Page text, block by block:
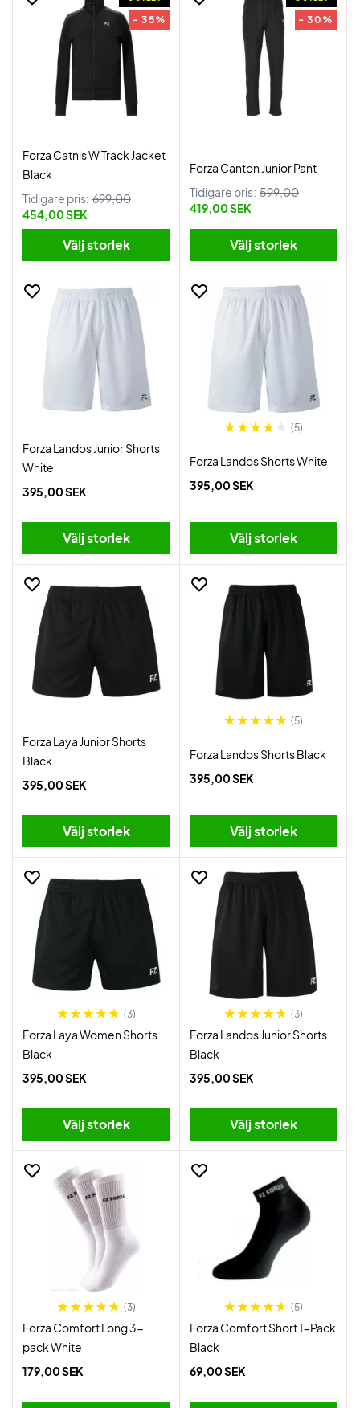
- 35%
Forza Catnis W Track Jacket
Black
Tidigare pris: 699,00
454,00 SEK
Välj storlek
- 30%
Forza Canton Junior Pant
Tidigare pris: 599,00
419,00 SEK
Välj storlek
Forza Landos Junior Shorts
White
395,00 SEK
Välj storlek
(5)
Forza Landos Shorts White
395,00 SEK
Välj storlek
Forza Laya Junior Shorts
Black
395,00 SEK
Välj storlek
(5)
Forza Landos Shorts Black
395,00 SEK
Välj storlek
(3)
Forza Laya Women Shorts
Black
395,00 SEK
Välj storlek
(3)
Forza Landos Junior Shorts
Black
395,00 SEK
Välj storlek
(3)
Forza Comfort Long 3-
pack White
179,00 SEK
(5)
Forza Comfort Short 1-Pack
Black
69,00 SEK